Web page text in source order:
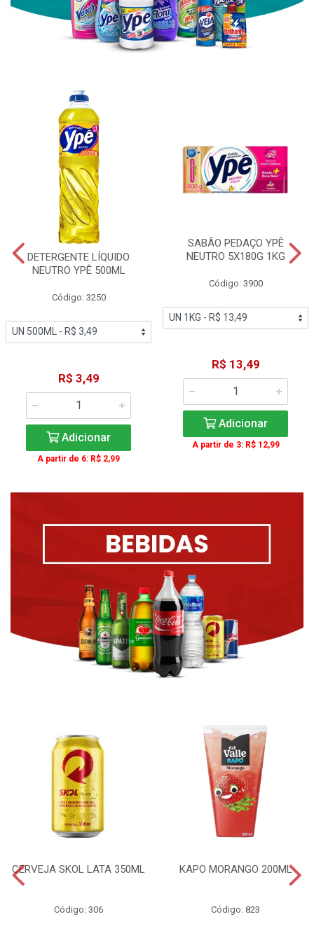
DETERGENTE LÍQUIDO
NEUTRO YPÊ 500ML
Código: 3250
R$ 3,49
Adicionar
A partir de 6: R$ 2,99
SABÃO PEDAÇO YPÊ
NEUTRO 5X180G 1KG
Código: 3900
R$ 13,49
Adicionar
A partir de 3: R$ 12,99
CERVEJA SKOL LATA 350ML
Código: 306
KAPO MORANGO 200ML
Código: 823